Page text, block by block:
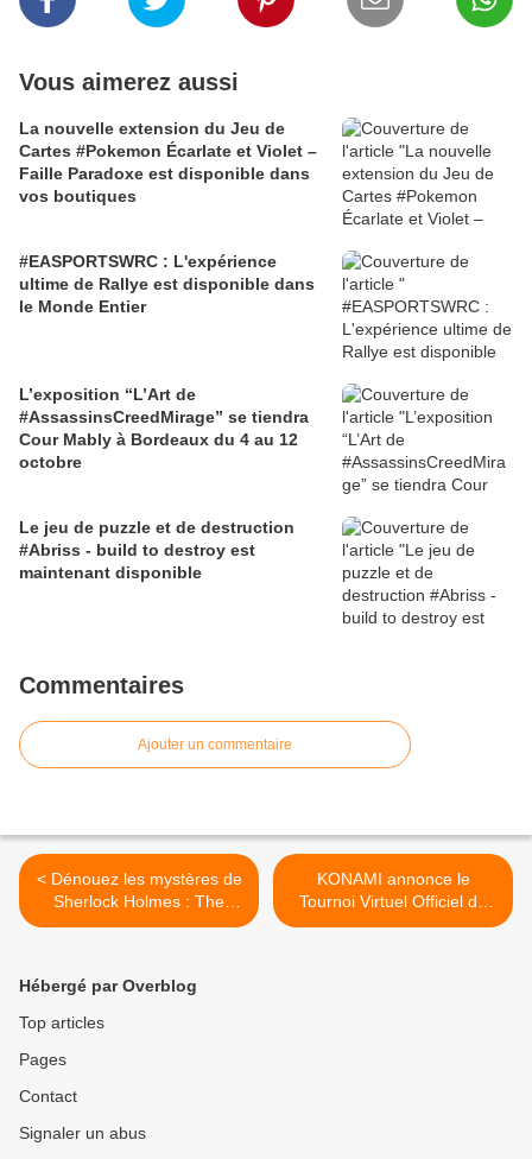
Vous aimerez aussi
La nouvelle extension du Jeu de
Cartes #Pokemon Écarlate et Violet –
Faille Paradoxe est disponible dans
vos boutiques
#EASPORTSWRC : L'expérience
ultime de Rallye est disponible dans
le Monde Entier
L’exposition “L’Art de
#AssassinsCreedMirage” se tiendra
Cour Mably à Bordeaux du 4 au 12
octobre
Le jeu de puzzle et de destruction
#Abriss - build to destroy est
maintenant disponible
Commentaires
Ajouter un commentaire
< Dénouez les mystères de
Sherlock Holmes : The
Devil's Daughter à partir du
KONAMI annonce le
Tournoi Virtuel Officiel de
l'UEFA EURO 2016 en
Hébergé par Overblog
Top articles
Pages
Contact
Signaler un abus